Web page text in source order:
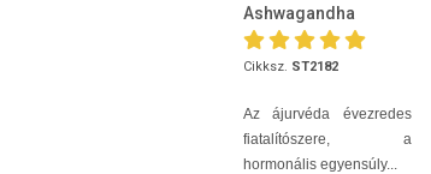
Ashwagandha
kapszula 60 db
Cikksz. ST2182
Az ájurvéda évezredes
fiatalítószere, a
hormonális egyensúly...